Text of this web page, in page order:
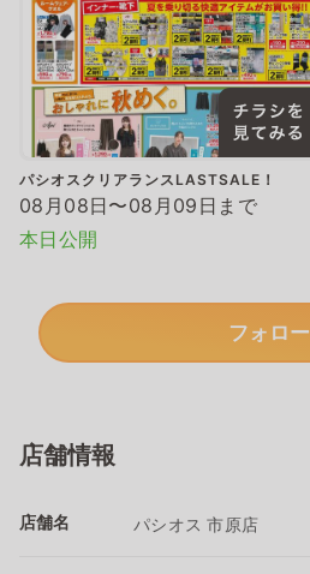
パシオスクリアランスLASTSALE！
08月08日〜08月09日まで
本日公開
フォロー
店舗情報
店舗名 パシオス 市原店